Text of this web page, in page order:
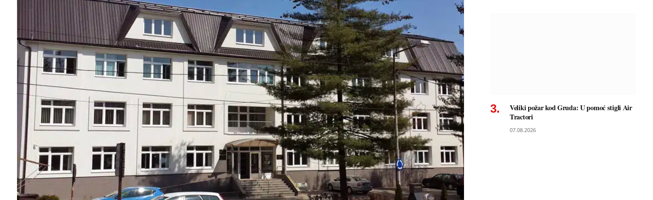
Veliki požar kod Gruda: U pomoć stigli Air
Tractori
07.08.2026